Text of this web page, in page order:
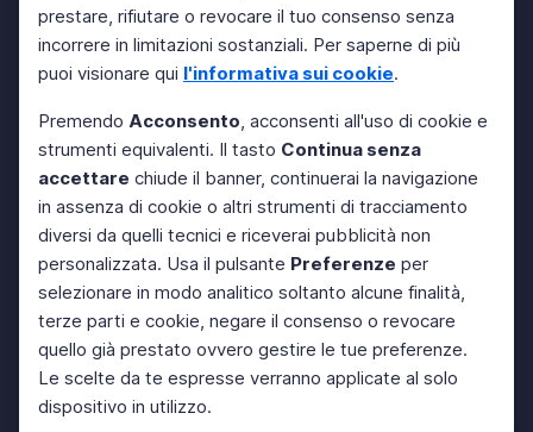
prestare, rifiutare o revocare il tuo consenso senza
incorrere in limitazioni sostanziali. Per saperne di più
puoi visionare qui l'informativa sui cookie.
Premendo Acconsento, acconsenti all'uso di cookie e
strumenti equivalenti. Il tasto Continua senza
accettare chiude il banner, continuerai la navigazione
in assenza di cookie o altri strumenti di tracciamento
diversi da quelli tecnici e riceverai pubblicità non
personalizzata. Usa il pulsante Preferenze per
selezionare in modo analitico soltanto alcune finalità,
terze parti e cookie, negare il consenso o revocare
quello già prestato ovvero gestire le tue preferenze.
Le scelte da te espresse verranno applicate al solo
dispositivo in utilizzo.